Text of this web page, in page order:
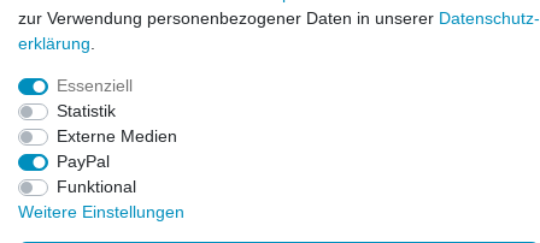
© Copyright 2026. LAXARA
zur Verwendung personenbezogener Daten in unserer Daten­schutz­
erklärung
Essenziell
Statistik
Externe Medien
PayPal
Funktional
Weitere Einstellungen